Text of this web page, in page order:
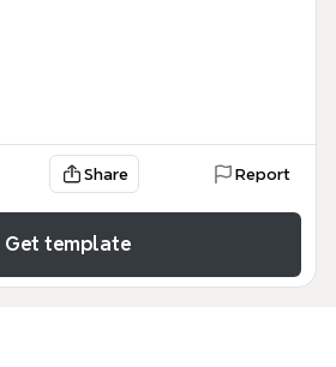
Share Report
Get template